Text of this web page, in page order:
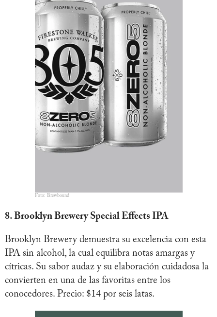
Foto: Brewbound
8. Brooklyn Brewery Special Effects IPA
Brooklyn Brewery demuestra su excelencia con esta
IPA sin alcohol, la cual equilibra notas amargas y
cítricas. Su sabor audaz y su elaboración cuidadosa la
convierten en una de las favoritas entre los
conocedores. Precio: $14 por seis latas.